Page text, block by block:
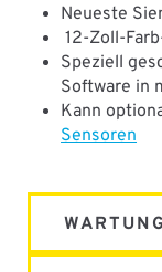
Neueste
12-Zoll-
Speziell
Software in
Kann
Sensoren